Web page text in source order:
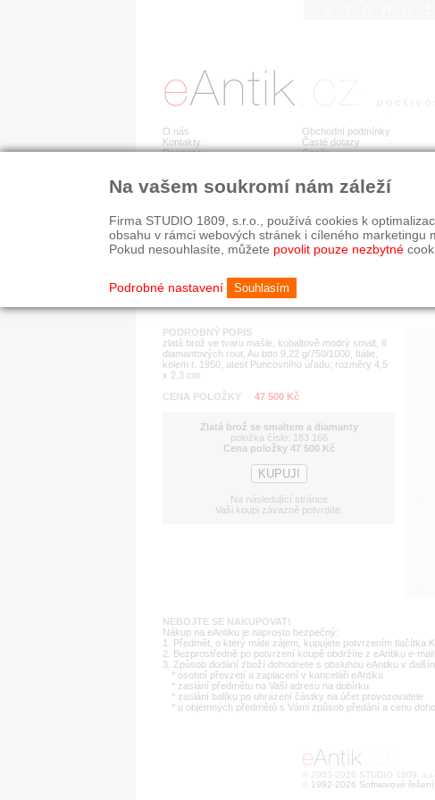
O nás
Kontakty
Recenze
Obchodní podmínky
Časté dotazy
Ceník
Detail položky č. 183 166 Zlatá
PODROBNÝ POPIS
zlatá brož ve tvaru mašle, kobaltově modrý smalt, 8
diamantových rout, Au btto 9,22 g/750/1000, Itálie,
kolem r. 1950, atest Puncovního úřadu; rozměry 4,5
x 2,3 cm
CENA POLOŽKY
47 500 Kč
Zlatá brož se smaltem a diamanty
položka číslo: 183 166
Cena položky 47 500 Kč
Na následující stránce
Vaši koupi závazně potvrdíte.
NEBOJTE SE NAKUPOVAT!
Nákup na eAntiku je naprosto bezpečný:
1. Předmět, o který máte zájem, kupujete potvrzením tlačítka
2. Bezprostředně po potvrzení koupě obdržíte z eAntiku e-
3. Způsob dodání zboží dohodnete s obsluhou eAntiku v
* osobní převzetí a zaplacení v kanceláři eAntiku
* zaslání předmětu na Vaši adresu na dobírku
* zaslání balíku po uhrazení částky na účet provozovatele
* u objemných předmětů s Vámi způsob předání a cenu
© 2003-2026 STUDIO 1809,
1992-2026 Softwarové
Na vašem soukromí nám záleží
Firma STUDIO 1809, s.r.o., používá cookies k
obsahu v rámci webových stránek i cíleného marketingu
Pokud nesouhlasíte, můžete povolit pouze nezbytné
Podrobné nastavení Souhlasím